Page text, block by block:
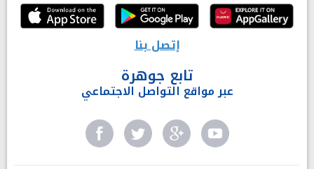
إتصل بنا
تابع جوهرة
عبر مواقع التواصل الاجتماعي